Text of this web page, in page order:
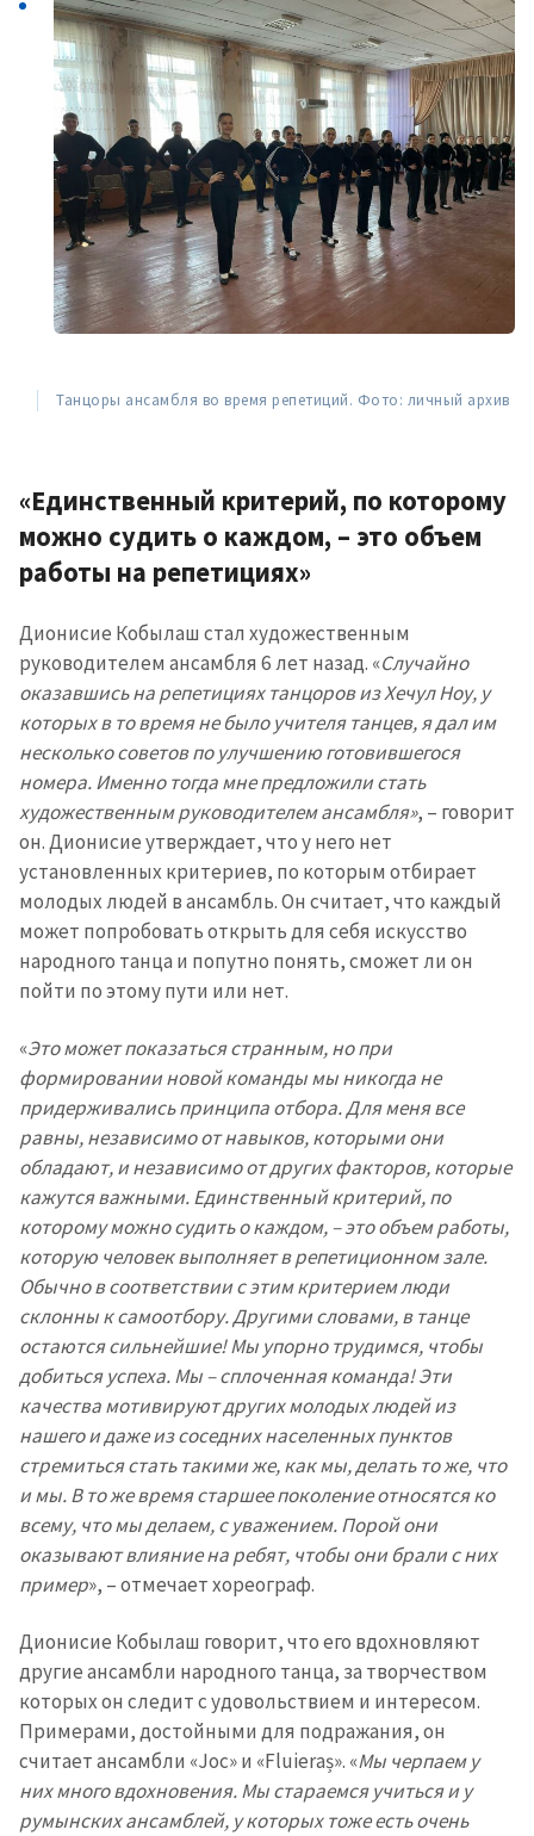
информацию
în Română in English
Танцоры ансамбля во время репетиций. Фото: личный архив
«Единственный критерий, по которому
можно судить о каждом, – это объем
работы на репетициях»
Дионисие Кобылаш стал художественным
руководителем ансамбля 6 лет назад. «Случайно
оказавшись на репетициях танцоров из Хечул Ноу, у
которых в то время не было учителя танцев, я дал им
несколько советов по улучшению готовившегося
номера. Именно тогда мне предложили стать
художественным руководителем ансамбля», – говорит
он. Дионисие утверждает, что у него нет
установленных критериев, по которым отбирает
молодых людей в ансамбль. Он считает, что каждый
может попробовать открыть для себя искусство
народного танца и попутно понять, сможет ли он
пойти по этому пути или нет.
«Это может показаться странным, но при
формировании новой команды мы никогда не
придерживались принципа отбора. Для меня все
равны, независимо от навыков, которыми они
обладают, и независимо от других факторов, которые
кажутся важными. Единственный критерий, по
которому можно судить о каждом, – это объем работы,
которую человек выполняет в репетиционном зале.
Обычно в соответствии с этим критерием люди
склонны к самоотбору. Другими словами, в танце
остаются сильнейшие! Мы упорно трудимся, чтобы
добиться успеха. Мы – сплоченная команда! Эти
качества мотивируют других молодых людей из
нашего и даже из соседних населенных пунктов
стремиться стать такими же, как мы, делать то же, что
и мы. В то же время старшее поколение относятся ко
всему, что мы делаем, с уважением. Порой они
оказывают влияние на ребят, чтобы они брали с них
пример», – отмечает хореограф.
Дионисие Кобылаш говорит, что его вдохновляют
другие ансамбли народного танца, за творчеством
которых он следит с удовольствием и интересом.
Примерами, достойными для подражания, он
считает ансамбли «Joc» и «Fluieraș». «Мы черпаем у
них много вдохновения. Мы стараемся учиться и у
румынских ансамблей, у которых тоже есть очень